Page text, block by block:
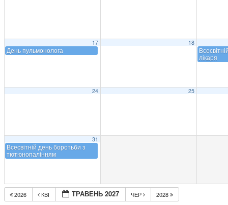
17
День пульмонолога
18
лікаря
24 25
31
Всесвітній день боротьби з
тютюнопалінням
2026 КВІ ТРАВЕНЬ 2027 ЧЕР 2028